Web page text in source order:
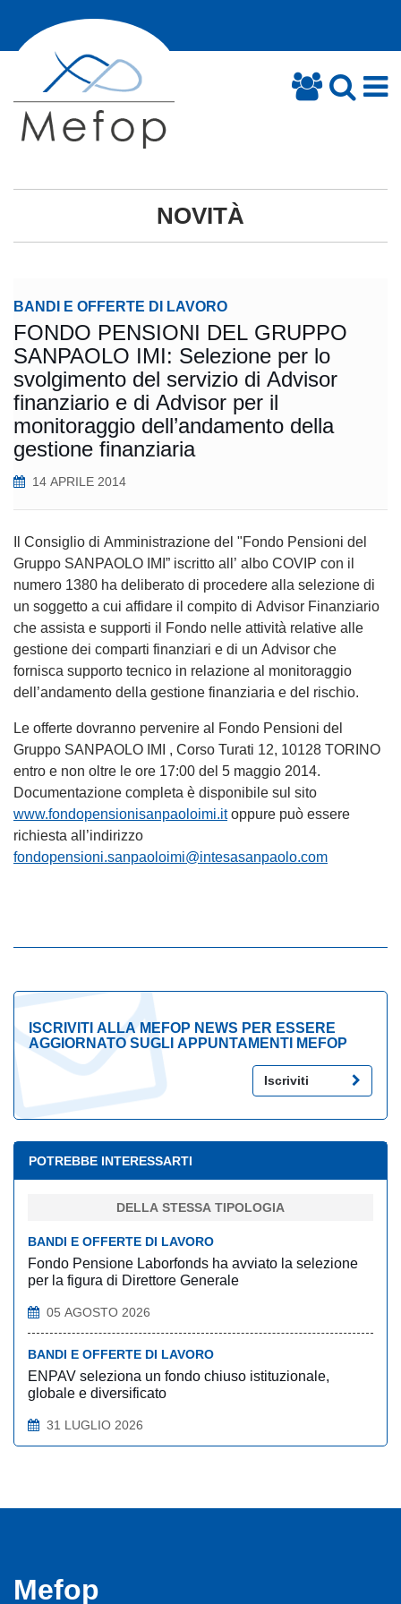
NOVITÀ
BANDI E OFFERTE DI LAVORO
FONDO PENSIONI DEL GRUPPO
SANPAOLO IMI: Selezione per lo
svolgimento del servizio di Advisor
finanziario e di Advisor per il
monitoraggio dell’andamento della
gestione finanziaria
14 APRILE 2014
Il Consiglio di Amministrazione del "Fondo Pensioni del
Gruppo SANPAOLO IMI” iscritto all’ albo COVIP con il
numero 1380 ha deliberato di procedere alla selezione di
un soggetto a cui affidare il compito di Advisor Finanziario
che assista e supporti il Fondo nelle attività relative alle
gestione dei comparti finanziari e di un Advisor che
fornisca supporto tecnico in relazione al monitoraggio
dell’andamento della gestione finanziaria e del rischio.
Le offerte dovranno pervenire al Fondo Pensioni del
Gruppo SANPAOLO IMI , Corso Turati 12, 10128 TORINO
entro e non oltre le ore 17:00 del 5 maggio 2014.
Documentazione completa è disponibile sul sito
www.fondopensionisanpaoloimi.itoppure può essere
richiesta all’indirizzo
fondopensioni.sanpaoloimi@intesasanpaolo.com
ISCRIVITI ALLA MEFOP NEWS PER ESSERE
AGGIORNATO SUGLI APPUNTAMENTI MEFOP
Iscriviti
POTREBBE INTERESSARTI
DELLA STESSA TIPOLOGIA
BANDI E OFFERTE DI LAVORO
Fondo Pensione Laborfonds ha avviato la selezione
per la figura di Direttore Generale
05 AGOSTO 2026
BANDI E OFFERTE DI LAVORO
ENPAV seleziona un fondo chiuso istituzionale,
globale e diversificato
31 LUGLIO 2026
Mefop